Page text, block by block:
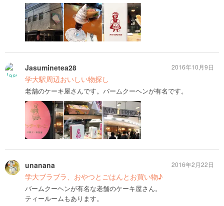
Jasuminetea28
学大駅周辺おいしい物探し
老舗のケーキ屋さんです。バームクーヘンが有名です。
2016年10月9日
unanana
学大ブラブラ、おやつとごはんとお買い物♪
バームクーヘンが有名な老舗のケーキ屋さん。
ティールームもあります。
2016年2月22日